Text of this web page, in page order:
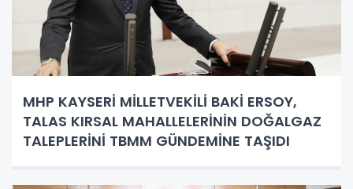
MHP KAYSERİ MİLLETVEKİLİ BAKİ ERSOY,
TALAS KIRSAL MAHALLELERİNİN DOĞALGAZ
TALEPLERİNİ TBMM GÜNDEMİNE TAŞIDI